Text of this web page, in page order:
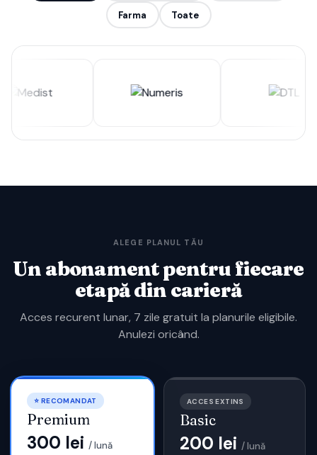
Farma Toate
ALEGE PLANUL TĂU
Un abonament pentru fiecare
etapă din carieră
Acces recurent lunar, 7 zile gratuit la planurile eligibile.
Anulezi oricând.
⭐ RECOMANDAT
Premium
300 lei / lună
ACCES EXTINS
Basic
200 lei / lună